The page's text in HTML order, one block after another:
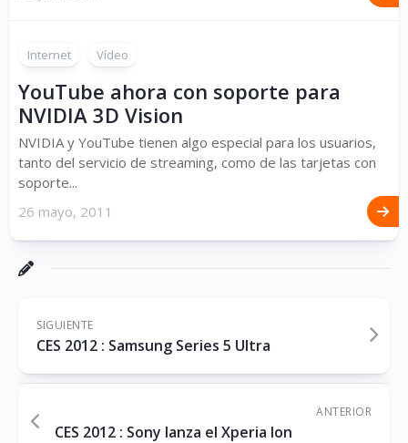
Internet Vídeo
YouTube ahora con soporte para
NVIDIA 3D Vision
NVIDIA y YouTube tienen algo especial para los usuarios,
tanto del servicio de streaming, como de las tarjetas con
soporte...
26 mayo, 2011
SIGUIENTE
CES 2012 : Samsung Series 5 Ultra
ANTERIOR
CES 2012 : Sony lanza el Xperia Ion